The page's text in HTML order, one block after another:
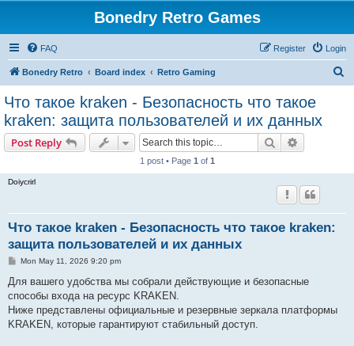
Bonedry Retro Games
FAQ Login
Register
Bonedry Retro Board index Retro Gaming
Что такое kraken - Безопасность что такое
kraken: защита пользователей и их данных
Post Reply Search
1 post • Page 1 of 1
Doiycrirl
Что такое kraken - Безопасность что такое kraken:
защита пользователей и их данных
P
s
Mon May 11, 2026 9:20 pm
Для вашего удобства мы собрали действующие и безопасные
способы входа на ресурс KRAKEN.
Ниже представлены официальные и резервные зеркала платформы
KRAKEN, которые гарантируют стабильный доступ.